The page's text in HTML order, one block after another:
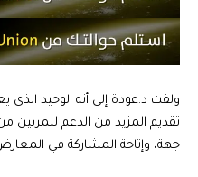
ولفت د.عودة إلى أنه الوحيد
تقديم المزيد من الدعم
جهة، وإتاحة المشاركة في